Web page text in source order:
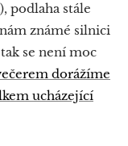
podlaha stále
známé silnici
se není moc
dorážíme
ucházející